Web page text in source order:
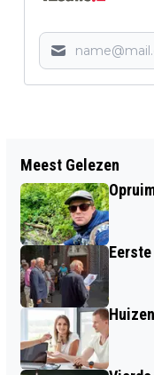
HALVERING
MAASGOUW
Meest Gelezen